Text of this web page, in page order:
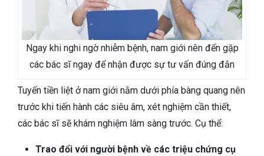
Ngay khi nghi ngờ nhiễm bệnh, nam giới nên đến gặp
các bác sĩ ngay để nhận được sự tư vấn đúng đắn
Tuyến tiền liệt ở nam giới nằm dưới phía bàng quang nên
trước khi tiến hành các siêu âm, xét nghiệm cần thiết,
các bác sĩ sẽ khám nghiệm lâm sàng trước. Cụ thể:
Trao đổi với người bệnh về các triệu chứng cụ